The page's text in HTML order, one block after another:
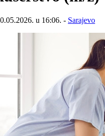
u 16:06. - Sarajevo